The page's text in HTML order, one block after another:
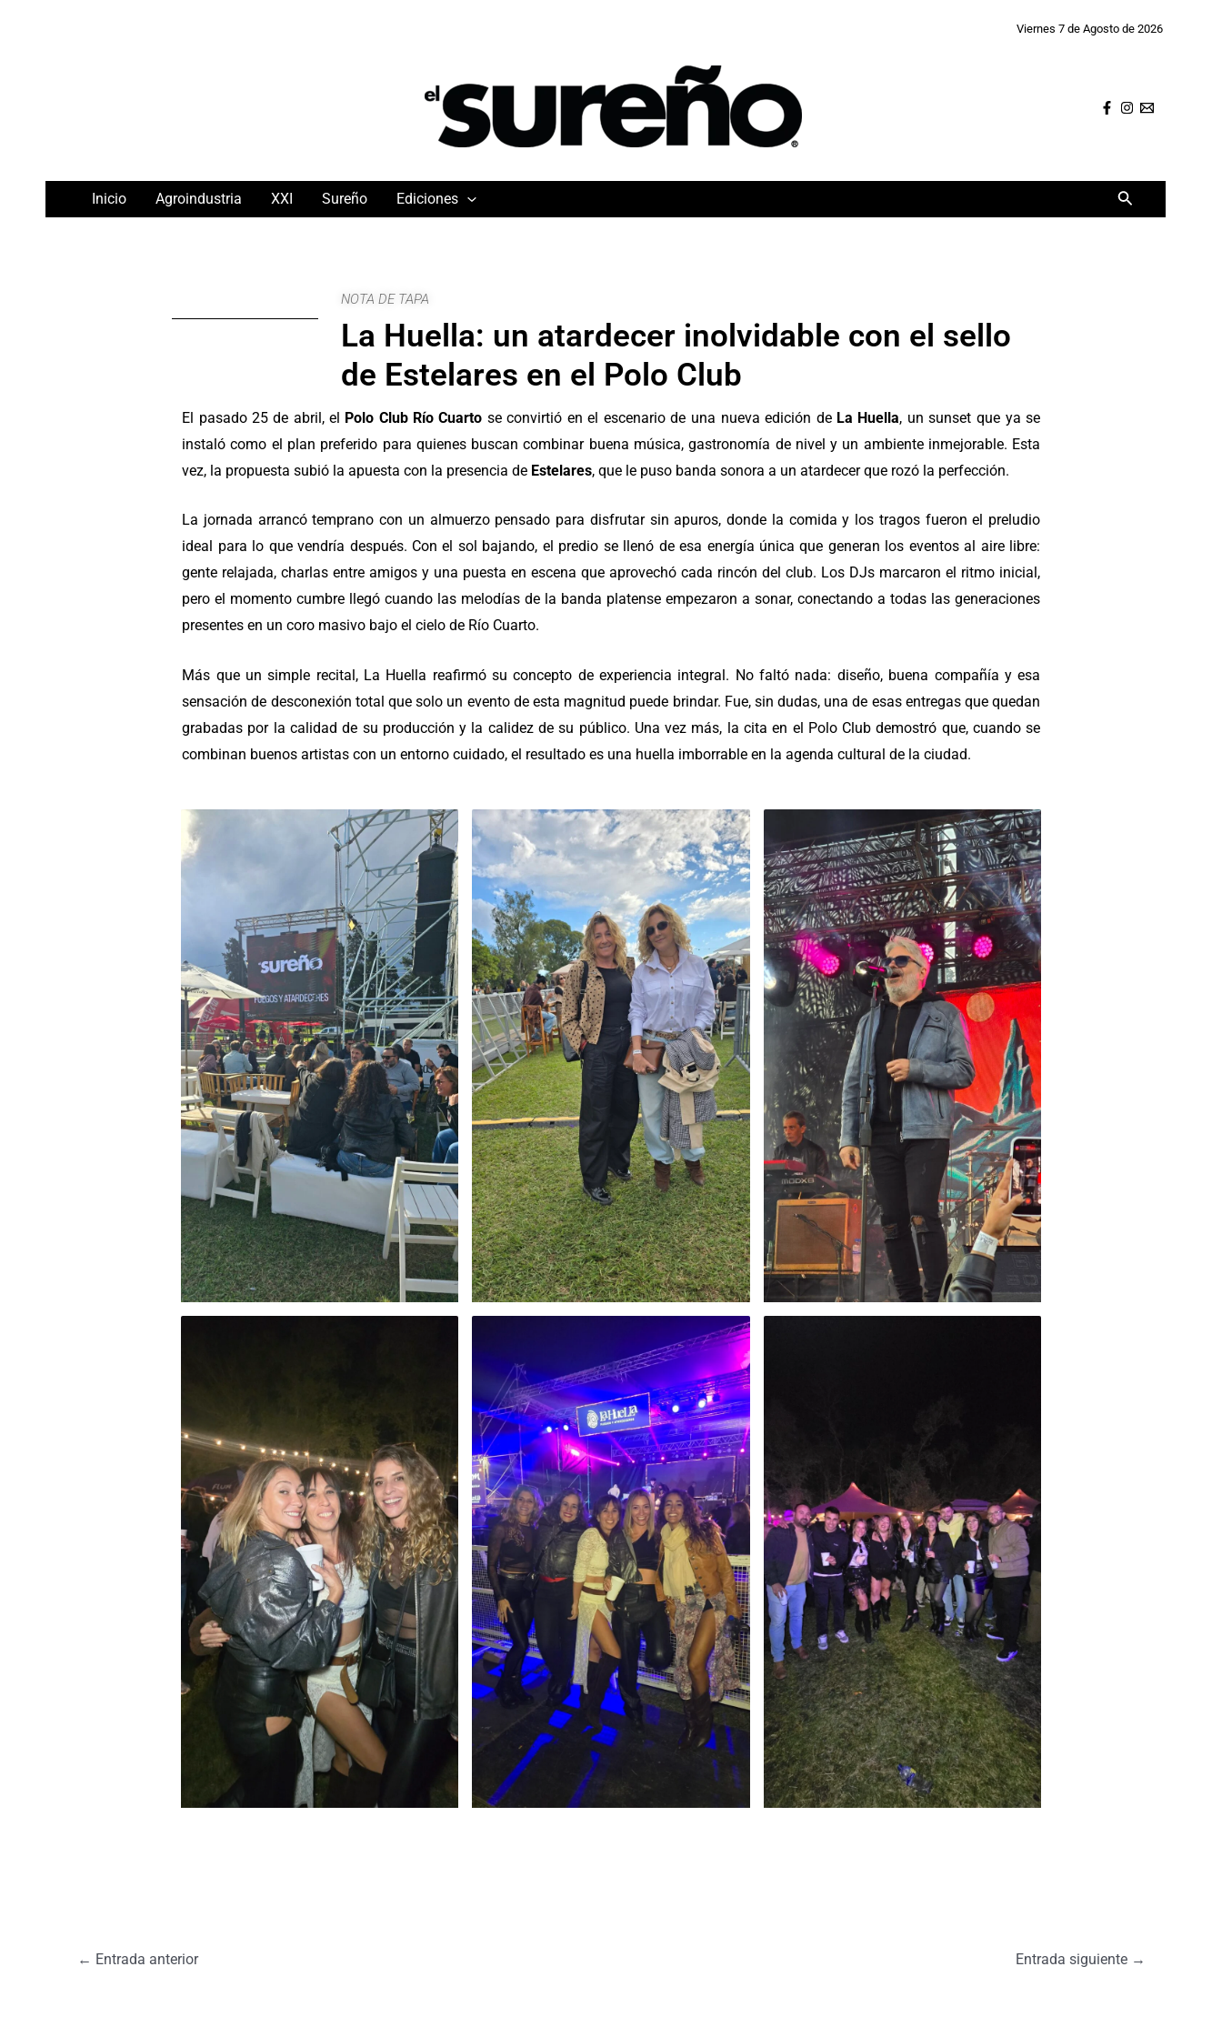
Viernes 7 de Agosto de 2026
Inicio Agroindustria XXI Sureño Ediciones Buscar
NOTA DE TAPA
La Huella: un atardecer inolvidable con el sello
de Estelares en el Polo Club
El pasado 25 de abril, el Polo Club Río Cuarto se convirtió en el escenario de una nueva edición de La Huella, un sunset que ya se
instaló como el plan preferido para quienes buscan combinar buena música, gastronomía de nivel y un ambiente inmejorable. Esta
vez, la propuesta subió la apuesta con la presencia de Estelares, que le puso banda sonora a un atardecer que rozó la perfección.
La jornada arrancó temprano con un almuerzo pensado para disfrutar sin apuros, donde la comida y los tragos fueron el preludio
ideal para lo que vendría después. Con el sol bajando, el predio se llenó de esa energía única que generan los eventos al aire libre:
gente relajada, charlas entre amigos y una puesta en escena que aprovechó cada rincón del club. Los DJs marcaron el ritmo inicial,
pero el momento cumbre llegó cuando las melodías de la banda platense empezaron a sonar, conectando a todas las generaciones
presentes en un coro masivo bajo el cielo de Río Cuarto.
Más que un simple recital, La Huella reafirmó su concepto de experiencia integral. No faltó nada: diseño, buena compañía y esa
sensación de desconexión total que solo un evento de esta magnitud puede brindar. Fue, sin dudas, una de esas entregas que quedan
grabadas por la calidad de su producción y la calidez de su público. Una vez más, la cita en el Polo Club demostró que, cuando se
combinan buenos artistas con un entorno cuidado, el resultado es una huella imborrable en la agenda cultural de la ciudad.
← Entrada anterior Entrada siguiente →